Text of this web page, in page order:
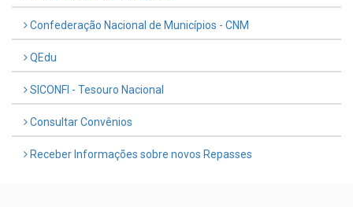
Confederação Nacional de Municípios - CNM
QEdu
SICONFI - Tesouro Nacional
Consultar Convênios
Receber Informações sobre novos Repasses